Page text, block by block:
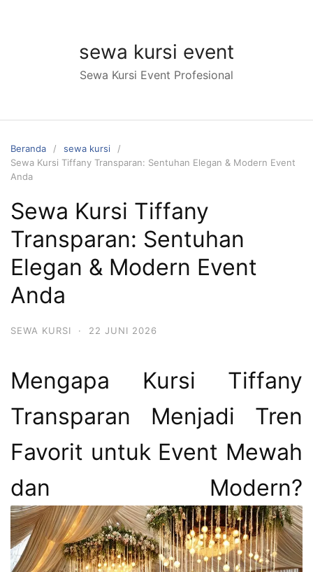
sewa kursi event
Sewa Kursi Event Profesional
Beranda
sewa kursi
Sewa Kursi Tiffany Transparan: Sentuhan Elegan & Modern Event
Anda
Sewa Kursi Tiffany
Transparan: Sentuhan
Elegan & Modern Event
Anda
SEWA KURSI · 22 JUNI 2026
Mengapa Kursi Tiffany
Transparan Menjadi Tren
Favorit untuk Event Mewah
dan Modern?